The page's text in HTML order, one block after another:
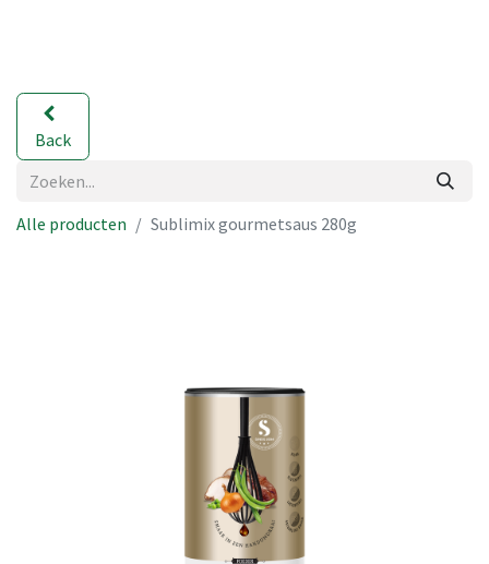
Back
Alle producten Sublimix gourmetsaus 280g